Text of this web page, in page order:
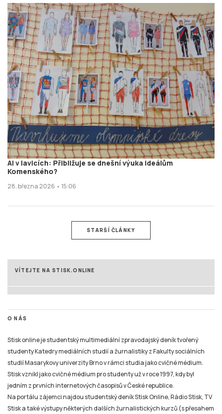
AI v lavicích: Přibližuje se dnešní výuka ideálům
Komenského?
28. března 2026 • 15:06
STARŠÍ ČLÁNKY
VÍTEJTE NA STISK.ONLINE
O NÁS
Stisk online je studentský multimediální zpravodajský deník tvořený
studenty Katedry mediálních studií a žurnalistiky z Fakulty sociálních
studií Masarykovy univerzity Brno v rámci studia jako cvičné médium.
Stisk vznikl jako cvičné médium pro studenty už v roce 1997, kdy byl
jedním z prvních internetových časopisů v České republice.
Na portálu zájemci najdou studentský deník Stisk Online, Rádio Stisk, TV
Stisk a také výstupy některých dalších žurnalistických kurzů (s přesahem